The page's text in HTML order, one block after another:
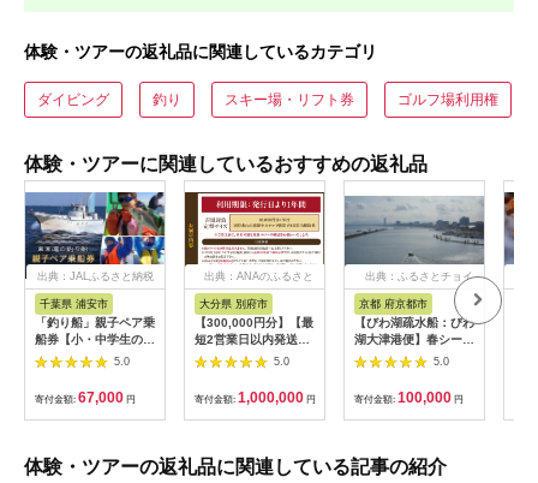
体験・ツアーの返礼品に関連しているカテゴリ
ダイビング 釣り スキー場・リフト券 ゴルフ場利用権
体験・ツアーに関連しているおすすめの返礼品
出典：JALふるさと納税
千葉県 浦安市
「釣り船」親子ペア乗
船券【小・中学生のお
子様】
5.0
寄付金額: 67,000 円
出典：ANAのふるさと
大分県 別府市
【300,000円分】【最
短2営業日以内発送】
別府市内の旅館やホテ
ルで使用できる宿泊補
助券 楽しい旅の思い
出を！ 宿泊券 大分県
別府市 3000円 15000
円 30万円 ホテル 旅
館 温泉 旅行 観光 ト
5.0
寄付金額: 1,000,000 円
出典：ふるさとチョイ
京都 府京都市
【びわ湖疏水船：びわ
湖大津港便】春シーズ
ン先行予約権（２名様
分の乗船予約の権利）
5.0
寄付金額: 100,000 円
体験・ツアーの返礼品に関連している記事の紹介